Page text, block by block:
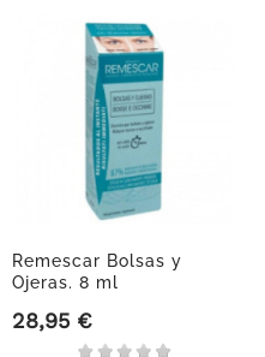
Remescar Bolsas y
Ojeras. 8 ml
Precio
28,95 €